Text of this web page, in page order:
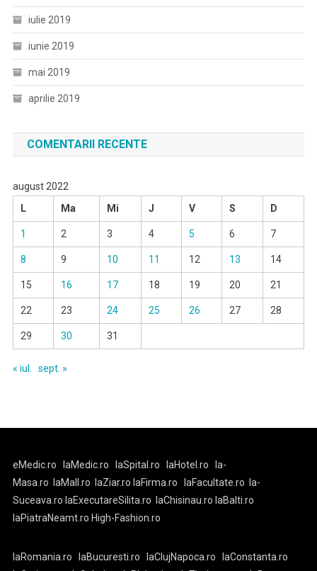
iulie 2019
iunie 2019
mai 2019
aprilie 2019
COMENTARII RECENTE
august 2022
L
Ma Mi J V S D
1 2 3 4 5 6 7
8 9 10 11 12 13 14
15 16 17 18 19 20 21
22 23 24 25 26 27 28
29 30 31
« iul. sept. »
eMedic.ro laMedic.ro laSpital.ro laHotel.ro
la-
Masa.ro
laMall.ro laZiar.ro laFirma.ro laFacultate.ro
la-
Suceava.ro laExecutareSilita.ro laChisinau.ro laBalti.ro
laPiatraNeamt.ro High-Fashion.ro
laRomania.ro laBucuresti.ro laClujNapoca.ro
laConstanta.ro